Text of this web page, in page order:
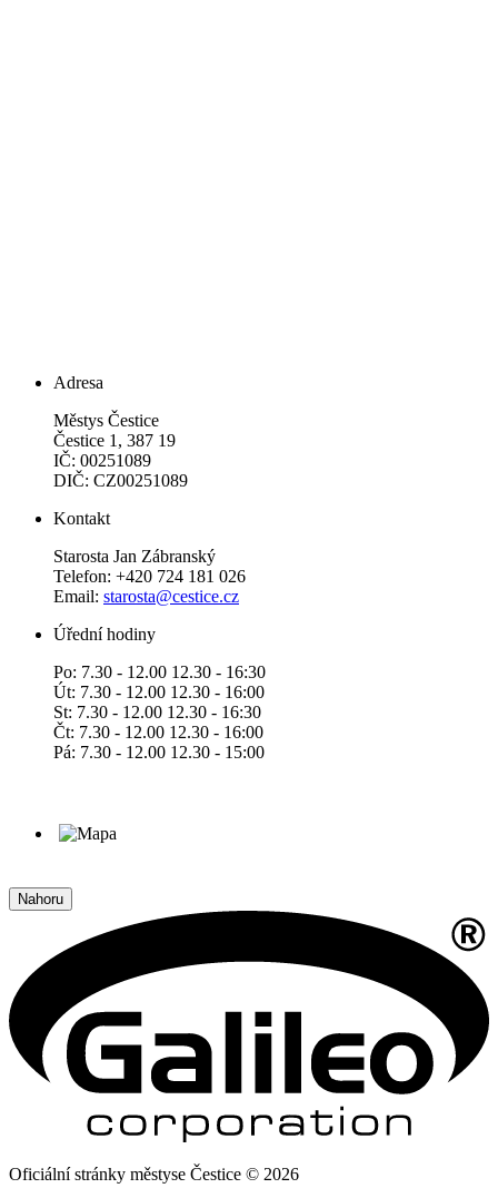
Adresa
Městys Čestice
Čestice 1, 387 19
IČ: 00251089
DIČ: CZ00251089
Kontakt
Starosta Jan Zábranský
Telefon: +420 724 181 026
Email: starosta@cestice.cz
Úřední hodiny
Po: 7.30 - 12.00 12.30 - 16:30
Út: 7.30 - 12.00 12.30 - 16:00
St: 7.30 - 12.00 12.30 - 16:30
Čt: 7.30 - 12.00 12.30 - 16:00
Pá: 7.30 - 12.00 12.30 - 15:00
Nahoru
Oficiální stránky městyse Čestice © 2026